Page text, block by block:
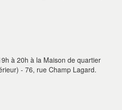
à 20h à la Maison de quartier
- 76, rue Champ Lagard.